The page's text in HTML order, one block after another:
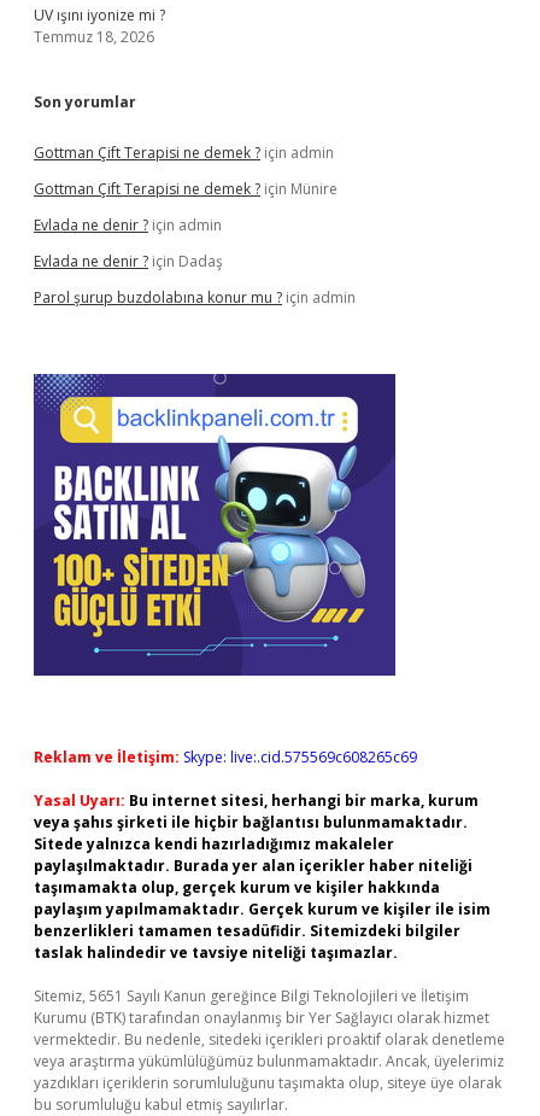
UV ışını iyonize mi ?
Temmuz 18, 2026
Son yorumlar
Gottman Çift Terapisi ne demek ? için admin
Gottman Çift Terapisi ne demek ? için Münire
Evlada ne denir ? için admin
Evlada ne denir ? için Dadaş
Parol şurup buzdolabına konur mu ? için admin
Reklam ve İletişim: Skype: live:.cid.575569c608265c69
Yasal Uyarı: Bu internet sitesi, herhangi bir marka, kurum
veya şahıs şirketi ile hiçbir bağlantısı bulunmamaktadır.
Sitede yalnızca kendi hazırladığımız makaleler
paylaşılmaktadır. Burada yer alan içerikler haber niteliği
taşımamakta olup, gerçek kurum ve kişiler hakkında
paylaşım yapılmamaktadır. Gerçek kurum ve kişiler ile isim
benzerlikleri tamamen tesadüfidir. Sitemizdeki bilgiler
taslak halindedir ve tavsiye niteliği taşımazlar.
Sitemiz, 5651 Sayılı Kanun gereğince Bilgi Teknolojileri ve İletişim
Kurumu (BTK) tarafından onaylanmış bir Yer Sağlayıcı olarak hizmet
vermektedir. Bu nedenle, sitedeki içerikleri proaktif olarak denetleme
veya araştırma yükümlülüğümüz bulunmamaktadır. Ancak, üyelerimiz
yazdıkları içeriklerin sorumluluğunu taşımakta olup, siteye üye olarak
bu sorumluluğu kabul etmiş sayılırlar.